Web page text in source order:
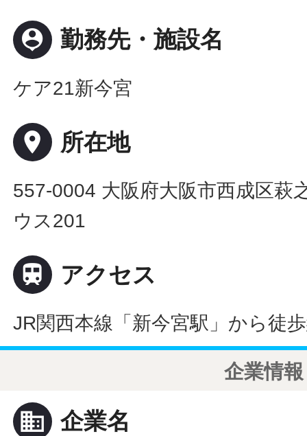
person_pin 勤務先・施設名
ケア21新今宮
place 所在地
557-0004 大阪府大阪市西成区萩
ウス201
 アクセス
JR関西本線「新今宮駅」から徒
企業情報
business 企業名